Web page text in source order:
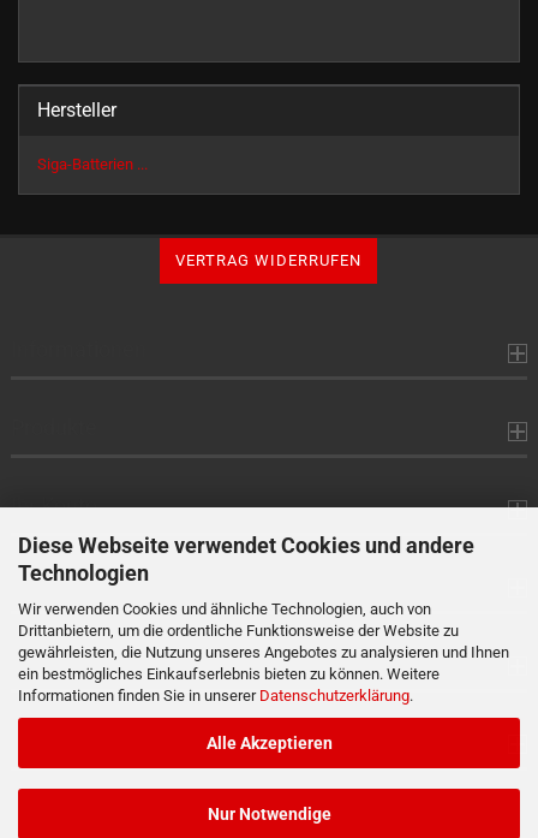
Diese Webseite verwendet Cookies und andere
Technologien
Wir verwenden Cookies und ähnliche Technologien, auch von
Drittanbietern, um die ordentliche Funktionsweise der Website zu
gewährleisten, die Nutzung unseres Angebotes zu analysieren und Ihnen
ein bestmögliches Einkaufserlebnis bieten zu können. Weitere
Informationen finden Sie in unserer Datenschutzerklärung.
Alle Akzeptieren
Nur Notwendige
Hersteller
Siga-Batterien ...
VERTRAG WIDERRUFEN
Ihr Konto
Kontaktdaten
Zahlung